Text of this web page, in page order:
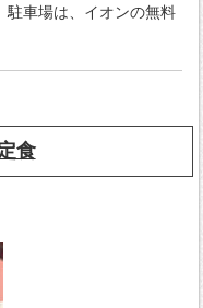
駐車場は、イオンの無料
食